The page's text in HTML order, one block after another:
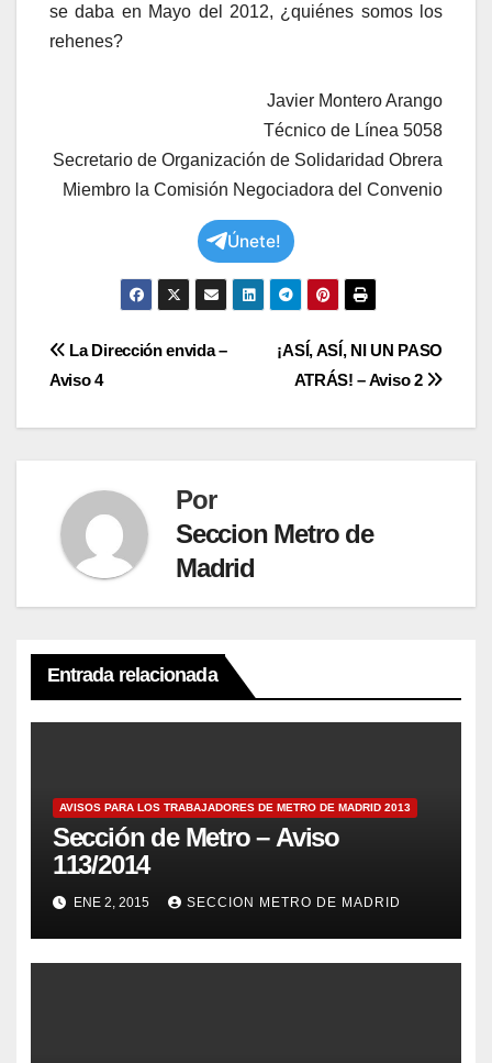
se daba en Mayo del 2012, ¿quiénes somos los
rehenes?
Javier Montero Arango
Técnico de Línea 5058
Secretario de Organización de Solidaridad Obrera
Miembro la Comisión Negociadora del Convenio
Únete!
Navegación
¡ASÍ, ASÍ, NI UN PASO
ATRÁS! – Aviso 2
La Dirección envida –
Aviso 4
Por
Seccion Metro de
Madrid
Entrada relacionada
AVISOS PARA LOS TRABAJADORES DE METRO DE MADRID 2013
Sección de Metro – Aviso
113/2014
ENE 2, 2015 SECCION METRO DE MADRID